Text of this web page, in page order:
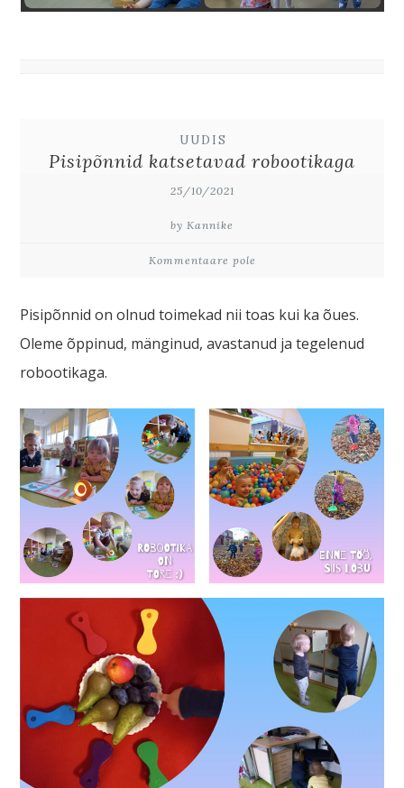
UUDIS
Pisipõnnid katsetavad robootikaga
25/10/2021
by Kannike
Kommentaare pole
Pisipõnnid on olnud toimekad nii toas kui ka õues.
Oleme õppinud, mänginud, avastanud ja tegelenud
robootikaga.